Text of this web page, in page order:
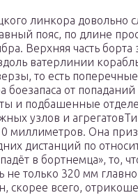
линкора довольно
пояс, по длине
Верхняя часть
ватерлинии
то есть
от
и подбашенные
узлов и
миллиметров. Она
дистанций по
в бортнемца», то,
не только 320 мм
скорее всего,